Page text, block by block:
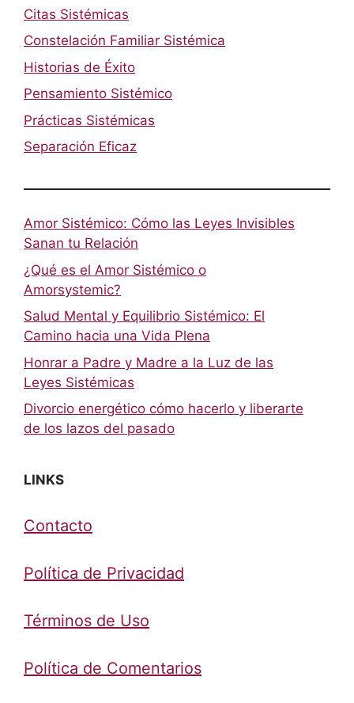
Citas Sistémicas
Constelación Familiar Sistémica
Historias de Éxito
Pensamiento Sistémico
Prácticas Sistémicas
Separación Eficaz
Amor Sistémico: Cómo las Leyes Invisibles
Sanan tu Relación
¿Qué es el Amor Sistémico o
Amorsystemic?
Salud Mental y Equilibrio Sistémico: El
Camino hacia una Vida Plena
Honrar a Padre y Madre a la Luz de las
Leyes Sistémicas
Divorcio energético cómo hacerlo y liberarte
de los lazos del pasado
LINKS
Contacto
Política de Privacidad
Términos de Uso
Política de Comentarios